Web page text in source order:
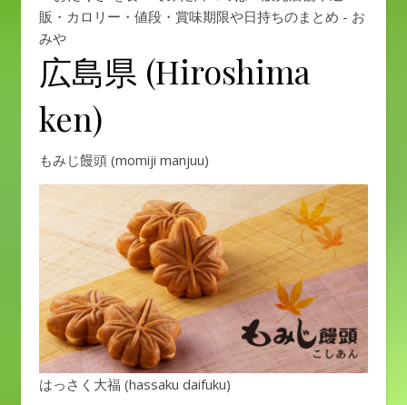
広島県 (Hiroshima
ken)
もみじ饅頭 (momiji manjuu)
はっさく大福 (hassaku daifuku)